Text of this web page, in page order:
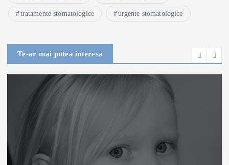
tratamente stomatologice urgente stomatologice
Te-ar mai putea interesa